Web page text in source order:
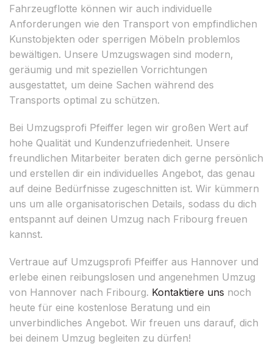
Fahrzeugflotte können wir auch individuelle
Anforderungen wie den Transport von empfindlichen
Kunstobjekten oder sperrigen Möbeln problemlos
bewältigen. Unsere Umzugswagen sind modern,
geräumig und mit speziellen Vorrichtungen
ausgestattet, um deine Sachen während des
Transports optimal zu schützen.
Bei Umzugsprofi Pfeiffer legen wir großen Wert auf
hohe Qualität und Kundenzufriedenheit. Unsere
freundlichen Mitarbeiter beraten dich gerne persönlich
und erstellen dir ein individuelles Angebot, das genau
auf deine Bedürfnisse zugeschnitten ist. Wir kümmern
uns um alle organisatorischen Details, sodass du dich
entspannt auf deinen Umzug nach Fribourg freuen
kannst.
Vertraue auf Umzugsprofi Pfeiffer aus Hannover und
erlebe einen reibungslosen und angenehmen Umzug
von Hannover nach Fribourg. Kontaktiere uns noch
heute für eine kostenlose Beratung und ein
unverbindliches Angebot. Wir freuen uns darauf, dich
bei deinem Umzug begleiten zu dürfen!